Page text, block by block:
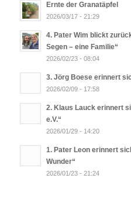
Ernte der Granatäpfel
2026/03/17 - 21:29
4. Pater Wim blickt
Segen – eine Familie“
2026/02/23 - 08:04
3. Jörg Boese erinnert
2026/02/09 - 17:58
2. Klaus Lauck erinnert
e.V.“
2026/01/29 - 14:20
1. Pater Leon erinnert
Wunder“
2026/01/23 - 21:24